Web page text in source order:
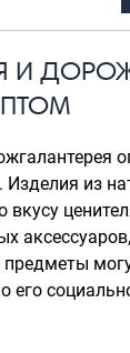
И
из
вкусу
его